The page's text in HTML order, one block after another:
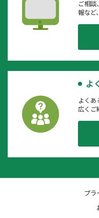
ご相
報など
よ
よく
広くご
プラ